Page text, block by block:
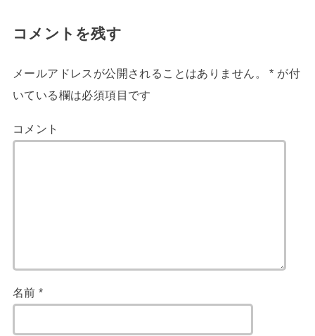
コメントを残す
メールアドレスが公開されることはありません。 * が付
いている欄は必須項目です
コメント
名前*